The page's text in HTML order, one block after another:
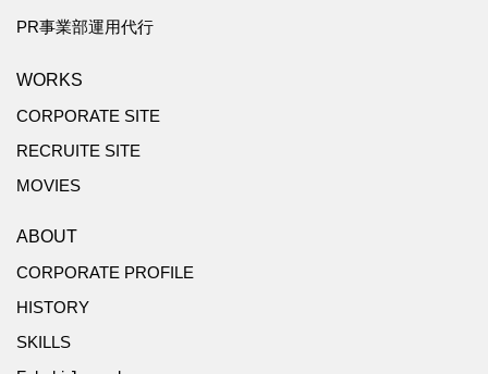
PR事業部運用代行
WORKS
CORPORATE SITE
RECRUITE SITE
MOVIES
ABOUT
CORPORATE PROFILE
HISTORY
SKILLS